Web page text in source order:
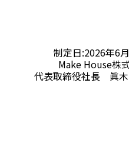
制定日:2026年6
Make House株
代表取締役社長 眞